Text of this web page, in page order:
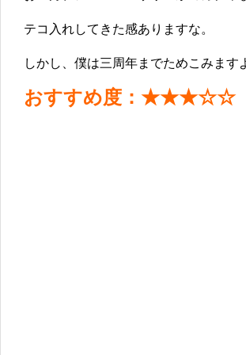
テコ入れしてきた感ありますな。
しかし、僕は三周年までためこみま
おすすめ度：★★★☆☆